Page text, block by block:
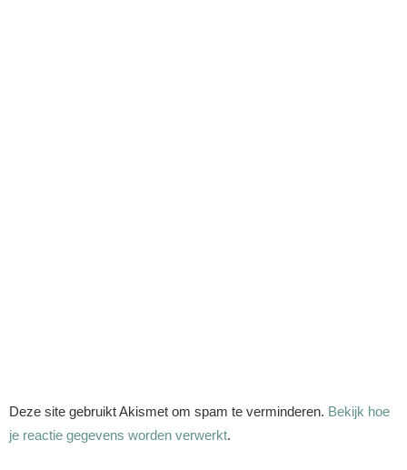
Deze site gebruikt Akismet om spam te verminderen. Bekijk hoe
je reactie gegevens worden verwerkt.